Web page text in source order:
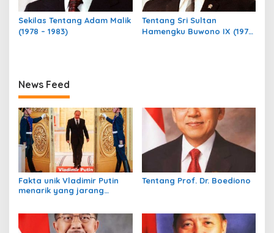
Sekilas Tentang Adam Malik
(1978 – 1983)
Tentang Sri Sultan
Hamengku Buwono IX (1973
News Feed
Fakta unik Vladimir Putin
menarik yang jarang
Tentang Prof. Dr. Boediono